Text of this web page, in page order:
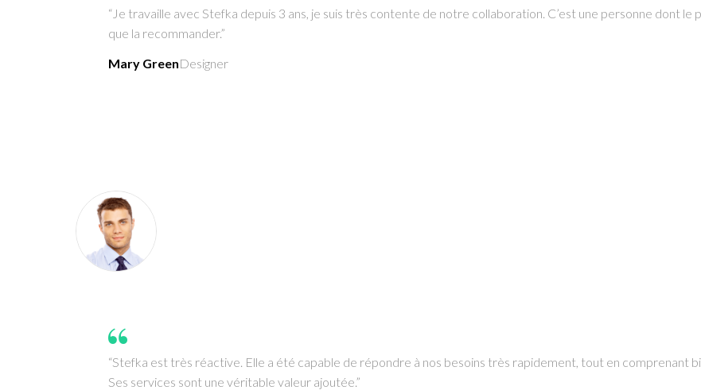
“Je travaille avec Stefka depuis 3 ans, je suis très contente de notre collaboration. C’est une personne dont
que la recommander.”
Mary GreenDesigner
“Stefka est très réactive. Elle a été capable de répondre à nos besoins très rapidement, tout en comprenant
Ses services sont une véritable valeur ajoutée.”